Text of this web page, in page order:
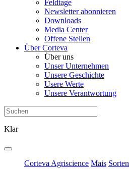
Feldtage
Newsletter abonnieren
Downloads
Media Center
Offene Stellen
Über Corteva
Über uns
Unser Unternehmen
Unsere Geschichte
Usere Werte
Unsere Verantwortung
Klar
Corteva Agriscience Mais Sorten